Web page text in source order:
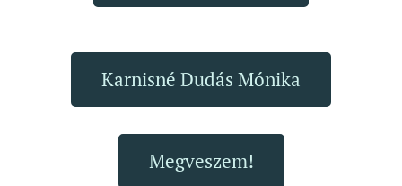
Karnisné Dudás Mónika
Megveszem!